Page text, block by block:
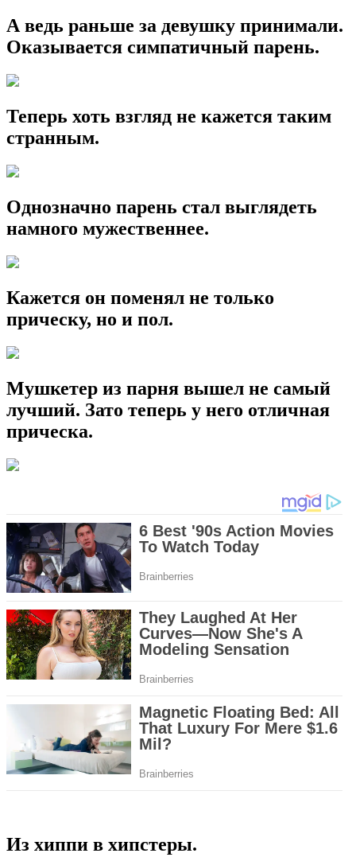
А ведь раньше за девушку принимали.
Оказывается симпатичный парень.
Теперь хоть взгляд не кажется таким
странным.
Однозначно парень стал выглядеть
намного мужественнее.
Кажется он поменял не только
прическу, но и пол.
Мушкетер из парня вышел не самый
лучший. Зато теперь у него отличная
прическа.
Из хиппи в хипстеры.